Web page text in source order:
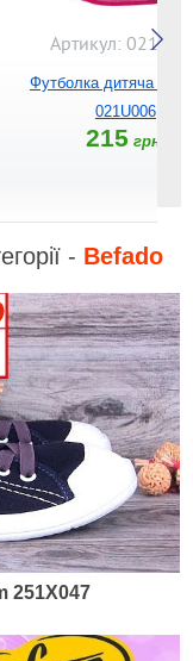
Артикул:
Футболка дитяча
021U006
215 грн.
- Befado
251X047